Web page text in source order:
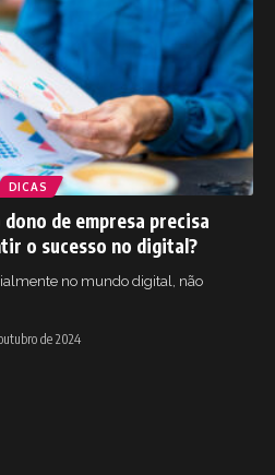
DICAS
dono de empresa precisa
o sucesso no digital?
no mundo digital, não
de 2024